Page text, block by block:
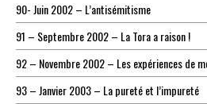
90- Juin 2002 – L’antisémitisme
91 – Septembre 2002 – La Tora a raison !
92 – Novembre 2002 – Les expériences de
93 – Janvier 2003 – La pureté et l’impureté